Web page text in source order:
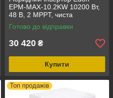
EPM-MAX-10.2KW 10200 Вт,
48 В, 2 MPPT, чиста
синусоїда, Wi-Fi
Готово до відправки
30 420 ₴
Купити
Топ продажів